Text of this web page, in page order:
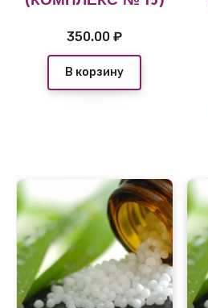
350.00₽
В корзину